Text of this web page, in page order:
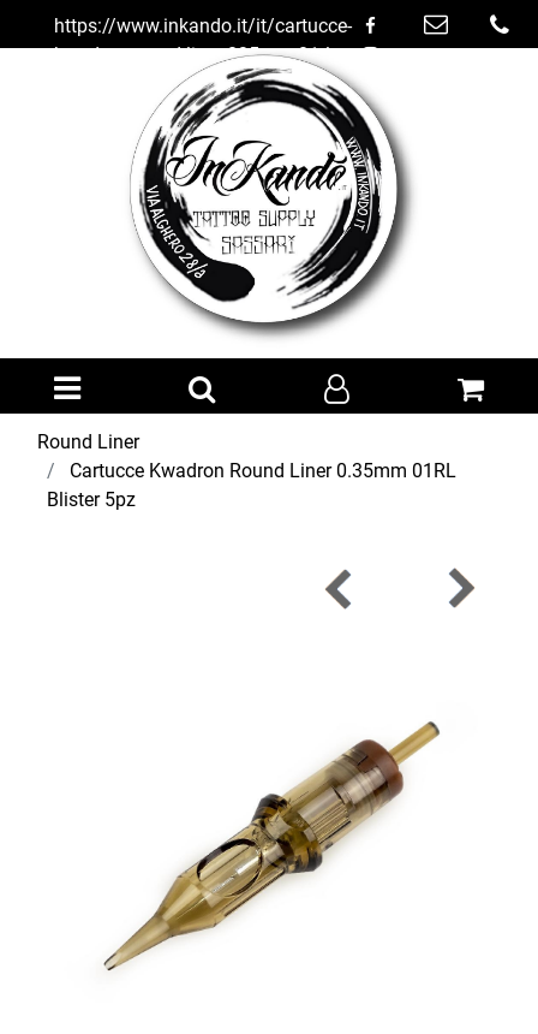
https://www.inkando.it/it/cartucce-
kwadron-round-liner-035mm-01rl-
Open menu
Round Liner
Cartucce Kwadron Round Liner 0.35mm 01RL
Blister 5pz